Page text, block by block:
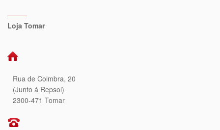
Loja Tomar
Rua de Coimbra, 20
(Junto á Repsol)
2300-471 Tomar